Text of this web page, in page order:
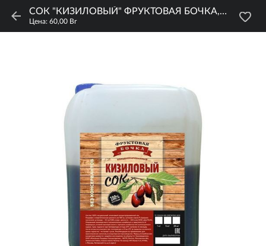
СОК "КИЗИЛОВЫЙ" ФРУКТОВАЯ БОЧКА, 5 КГ
Цена: 60,00 Br